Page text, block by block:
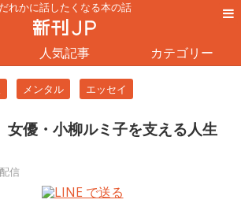
だれかに話したくなる本の話
人気記事 カテゴリー
メンタル エッセイ
優・小柳ルミ子を支える人生
信